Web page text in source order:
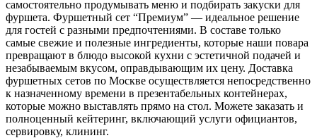
самостоятельно продумывать меню и подбирать закуски для
фуршета. Фуршетный сет “Премиум” — идеальное решение
для гостей с разными предпочтениями. В составе только
самые свежие и полезные ингредиенты, которые наши повара
превращают в блюдо высокой кухни с эстетичной подачей и
незабываемым вкусом, оправдывающим их цену. Доставка
фуршетных сетов по Москве осуществляется непосредственно
к назначенному времени в презентабельных контейнерах,
которые можно выставлять прямо на стол. Можете заказать и
полноценный кейтеринг, включающий услуги официантов,
сервировку, клининг.